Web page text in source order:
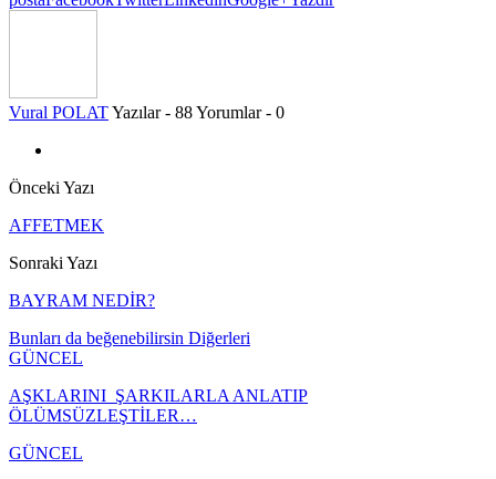
Vural POLATYazılar - 88Yorumlar - 0
Önceki Yazı
AFFETMEK
Sonraki Yazı
BAYRAM NEDİR?
Bunları da beğenebilirsin Diğerleri
GÜNCEL
AŞKLARINI ŞARKILARLA ANLATIP
ÖLÜMSÜZLEŞTİLER…
GÜNCEL